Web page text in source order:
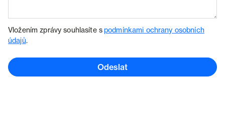
Vložením zprávy souhlasíte spodmínkami ochrany osobních
údajů.
Odeslat